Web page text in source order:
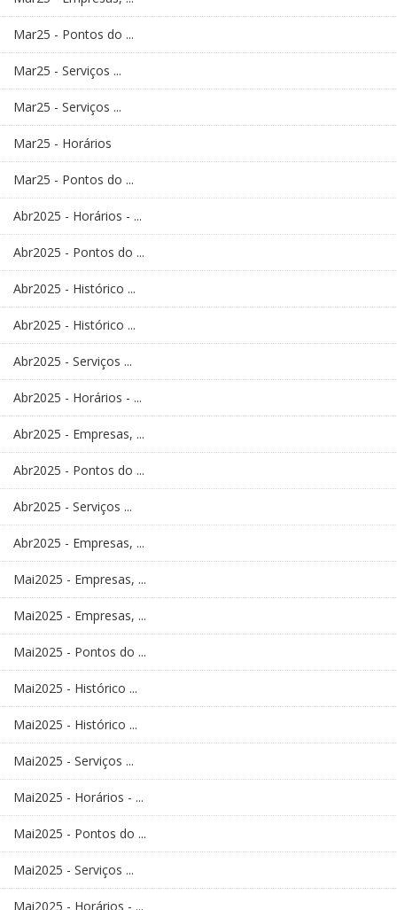
Mar25 - Pontos do ...
Mar25 - Serviços ...
Mar25 - Serviços ...
Mar25 - Horários
Mar25 - Pontos do ...
Abr2025 - Horários - ...
Abr2025 - Pontos do ...
Abr2025 - Histórico ...
Abr2025 - Histórico ...
Abr2025 - Serviços ...
Abr2025 - Horários - ...
Abr2025 - Empresas, ...
Abr2025 - Pontos do ...
Abr2025 - Serviços ...
Abr2025 - Empresas, ...
Mai2025 - Empresas, ...
Mai2025 - Empresas, ...
Mai2025 - Pontos do ...
Mai2025 - Histórico ...
Mai2025 - Histórico ...
Mai2025 - Serviços ...
Mai2025 - Horários - ...
Mai2025 - Pontos do ...
Mai2025 - Serviços ...
Mai2025 - Horários - ...